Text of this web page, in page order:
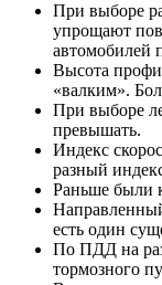
При выборе
упрощают
автомобилей
Высота
«валким».
При выборе
превышать.
Индекс
разный
Раньше были
есть один
По ПДД на
тормозного